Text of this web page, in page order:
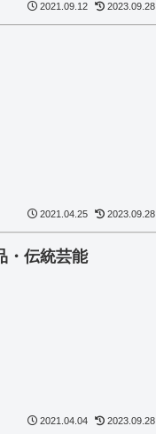
2021.09.12 2023.09.28
2021.04.25 2023.09.28
・伝統芸能
2021.04.04 2023.09.28